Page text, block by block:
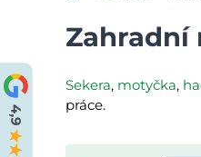
Zahradní
Sekera, motyčka,
práce.